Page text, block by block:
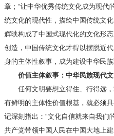
章；“让中华优秀传统文化成为现代
统文化的现代性，描绘中国传统文
辉映构成了中国式现代化的文化形
创造，中国传统文化才得以摆脱近
身的主体性叙事，成为建设中华民
价值主体叙事：中华民族现代
任何文明要想立得住、行得远，
有鲜明的主体性价值根基，就必须
记深刻指出：“文化自信就来自我们
共产党带领中国人民在中国大地上